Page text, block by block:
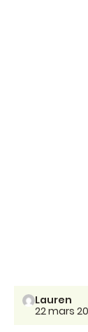
Lauren
22 mars